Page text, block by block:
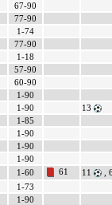
67-90
77-90
1-74
77-90
1-18
57-90
60-90
1-90
1-90
13
1-85
1-90
1-90
1-90
1-60 61 11
,
1-73
1-90